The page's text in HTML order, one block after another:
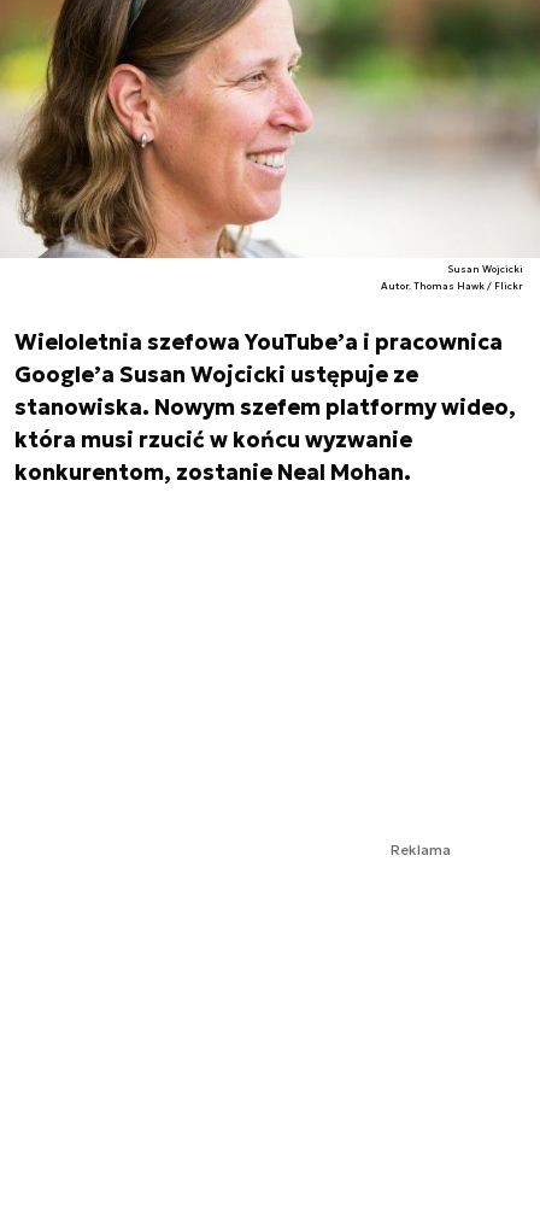
Susan Wojcicki
Autor. Thomas Hawk / Flickr
Wieloletnia szefowa YouTube’a i pracownica
Google’a Susan Wojcicki ustępuje ze
stanowiska. Nowym szefem platformy wideo,
która musi rzucić w końcu wyzwanie
konkurentom, zostanie Neal Mohan.
Reklama